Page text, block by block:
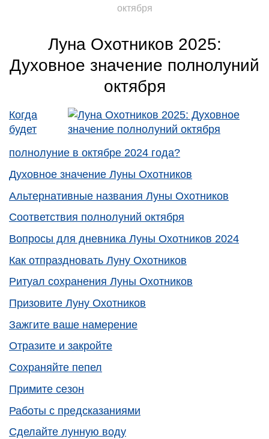
октября
Луна Охотников 2025:
Духовное значение полнолуний
октября
Когда
будет
полнолуние в октябре 2024 года?
Духовное значение Луны Охотников
Альтернативные названия Луны Охотников
Соответствия полнолуний октября
Вопросы для дневника Луны Охотников 2024
Как отпраздновать Луну Охотников
Ритуал сохранения Луны Охотников
Призовите Луну Охотников
Зажгите ваше намерение
Отразите и закройте
Сохраняйте пепел
Примите сезон
Работы с предсказаниями
Сделайте лунную воду